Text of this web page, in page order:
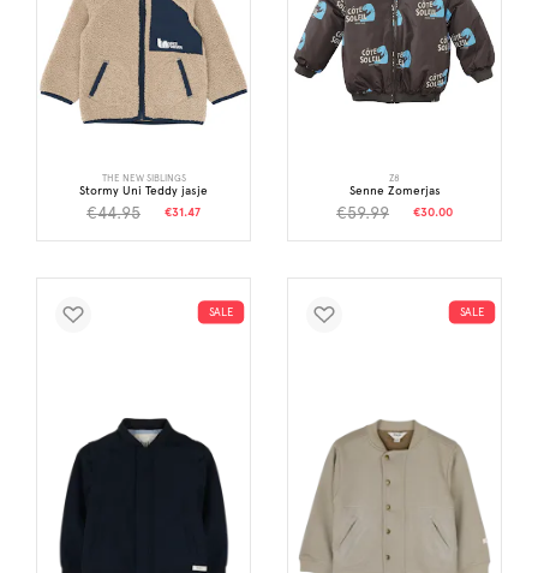
THE NEW SIBLINGS
Stormy Uni Teddy jasje
€44.95 €31.47
Z8
Senne Zomerjas
€59.99 €30.00
SALE SALE